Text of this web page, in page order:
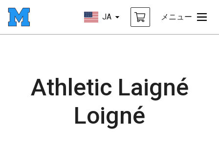
JA メニュー
Athletic Laigné
Loigné